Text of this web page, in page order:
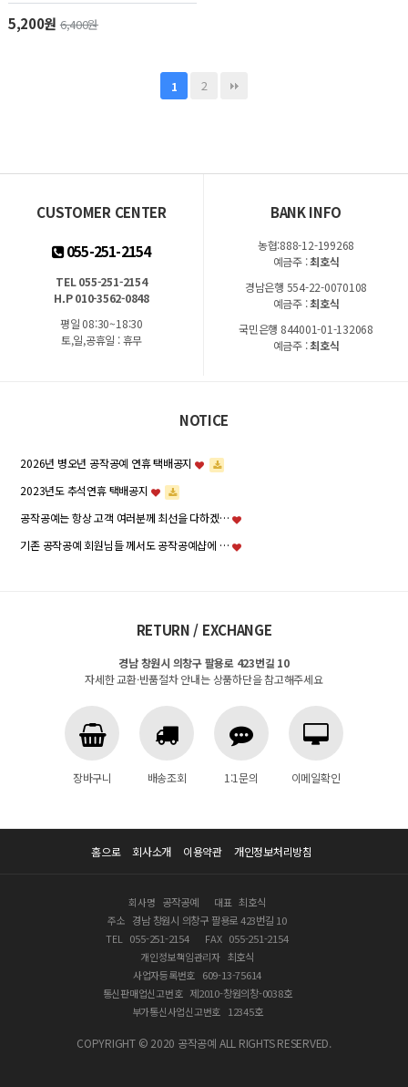
5,200원 6,400원
1 2
CUSTOMER CENTER
055-251-2154
TEL 055-251-2154
H.P 010-3562-0848
평일 08:30~18:30
토,일,공휴일 : 휴무
BANK INFO
농협:888-12-199268
예금주 :최호식
경남은행 554-22-0070108
예금주 :최호식
국민은행 844001-01-132068
예금주 :최호식
NOTICE
2026년 병오년 공작공예 연휴 택배공지
2023년도 추석연휴 택배공지
공작공예는 항상 고객 여러분께 최선을 다하겠…
기존 공작공예 회원님들 께서도 공작공예샵에 …
RETURN / EXCHANGE
경남 창원시 의창구 팔용로 423번길 10
자세한 교환·반품절차 안내는 상품하단을 참고해주세요
장바구니 배송조회 1:1문의 이메일확인
홈으로 회사소개 이용약관 개인정보처리방침
회사명 공작공예 대표 최호식
주소 경남 창원시 의창구 팔용로 423번길 10
TEL
055-251-2154 FAX 055-251-2154
개인정보책임관리자 최호식
사업자등록번호 609-13-75614
통신판매업신고번호 제2010-창원의창-0038호
부가통신사업신고번호 12345호
COPYRIGHT © 2020 공작공예 ALL RIGHTS RESERVED.